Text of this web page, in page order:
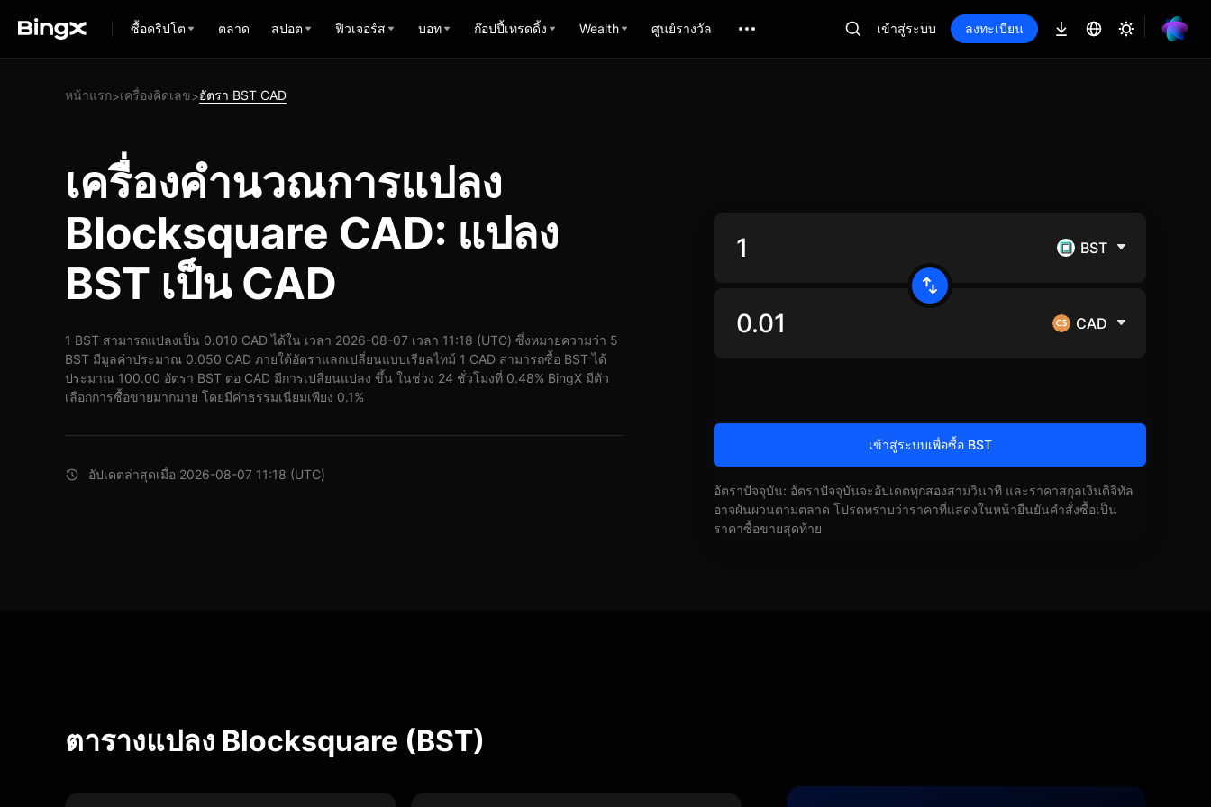
ซื้อคริปโต ตลาด สปอต ฟิวเจอร์ส บอท ก๊อปปี้เทรดดิ้ง Wealth ศูนย์รางวัล เข้าสู่ระบบ ลงทะเบียน
หน้าแรก>เครื่องคิดเลข>อัตรา BST CAD
เครื่องคำนวณการแปลง
Blocksquare CAD: แปลง
BST เป็น CAD
1 BST สามารถแปลงเป็น 0.010 CAD ได้ใน เวลา 2026-08-07 เวลา 11:18 (UTC) ซึ่งหมายความว่า 5
BST มีมูลค่าประมาณ 0.050 CAD ภายใต้อัตราแลกเปลี่ยนแบบเรียลไทม์ 1 CAD สามารถซื้อ BST ได้
ประมาณ 100.00 อัตรา BST ต่อ CAD มีการเปลี่ยนแปลง ขึ้น ในช่วง 24 ชั่วโมงที่ 0.48% BingX มีตัว
เลือกการซื้อขายมากมาย โดยมีค่าธรรมเนียมเพียง 0.1%
อัปเดตล่าสุดเมื่อ 2026-08-07 11:18 (UTC)
BST
CAD
เข้าสู่ระบบเพื่อซื้อ BST
อัตราปัจจุบัน: อัตราปัจจุบันจะอัปเดตทุกสองสามวินาที และราคาสกุลเงินดิจิทัล
อาจผันผวนตามตลาด โปรดทราบว่าราคาที่แสดงในหน้ายืนยันคำสั่งซื้อเป็น
ราคาซื้อขายสุดท้าย
ตารางแปลง Blocksquare (BST)